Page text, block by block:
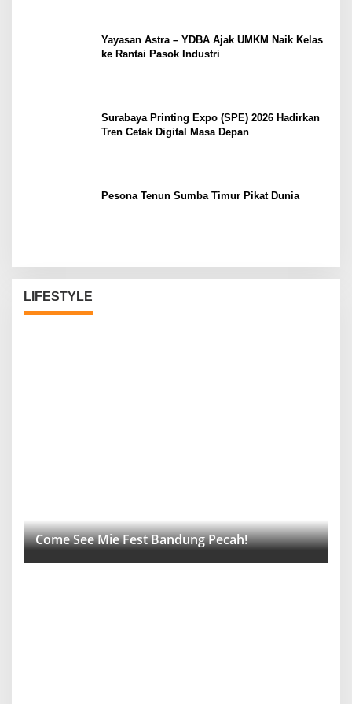
Yayasan Astra – YDBA Ajak UMKM Naik Kelas
ke Rantai Pasok Industri
Surabaya Printing Expo (SPE) 2026 Hadirkan
Tren Cetak Digital Masa Depan
Pesona Tenun Sumba Timur Pikat Dunia
LIFESTYLE
Come See Mie Fest Bandung Pecah!